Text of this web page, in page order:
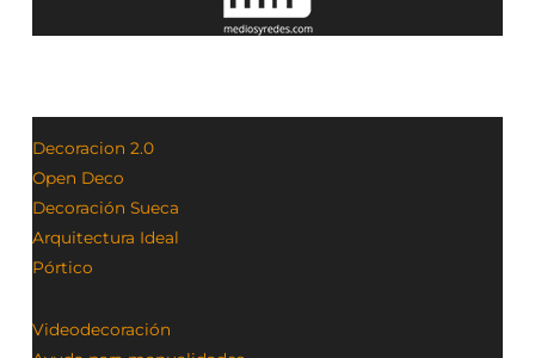
Decoracion 2.0
Open Deco
Decoración Sueca
Arquitectura Ideal
Pórtico
Videodecoración